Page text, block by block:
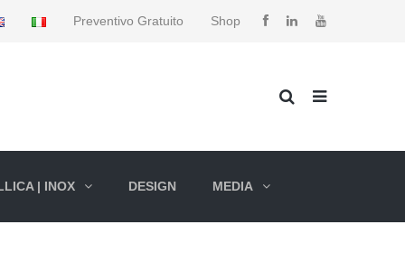
Preventivo Gratuito Shop
| INOX DESIGN MEDIA